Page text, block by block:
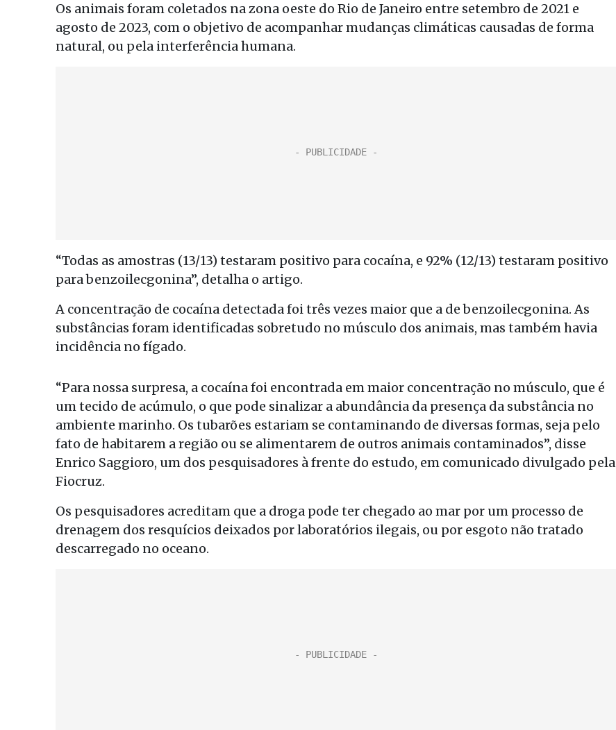
Os animais foram coletados na zona oeste do Rio de Janeiro entre setembro de 2021 e
agosto de 2023, com o objetivo de acompanhar mudanças climáticas causadas de forma
natural, ou pela interferência humana.
“Todas as amostras (13/13) testaram positivo para cocaína, e 92% (12/13) testaram positivo
para benzoilecgonina”, detalha o artigo.
A concentração de cocaína detectada foi três vezes maior que a de benzoilecgonina. As
substâncias foram identificadas sobretudo no músculo dos animais, mas também havia
incidência no fígado.
“Para nossa surpresa, a cocaína foi encontrada em maior concentração no músculo, que é
um tecido de acúmulo, o que pode sinalizar a abundância da presença da substância no
ambiente marinho. Os tubarões estariam se contaminando de diversas formas, seja pelo
fato de habitarem a região ou se alimentarem de outros animais contaminados”, disse
Enrico Saggioro, um dos pesquisadores à frente do estudo, em comunicado divulgado pela
Fiocruz.
Os pesquisadores acreditam que a droga pode ter chegado ao mar por um processo de
drenagem dos resquícios deixados por laboratórios ilegais, ou por esgoto não tratado
descarregado no oceano.